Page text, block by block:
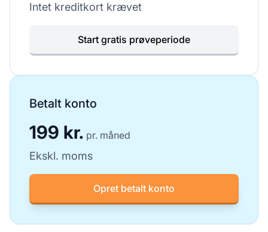
Intet kreditkort krævet
Start gratis prøveperiode
Betalt konto
199 kr. pr. måned
Ekskl. moms
Opret betalt konto